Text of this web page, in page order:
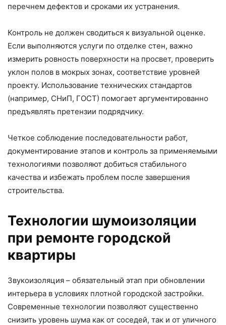
перечнем дефектов и сроками их устранения.
Контроль не должен сводиться к визуальной оценке.
Если выполняются услуги по отделке стен, важно
измерить ровность поверхности на просвет, проверить
уклон полов в мокрых зонах, соответствие уровней
проекту. Использование технических стандартов
(например, СНиП, ГОСТ) помогает аргументированно
предъявлять претензии подрядчику.
Четкое соблюдение последовательности работ,
документирование этапов и контроль за применяемыми
технологиями позволяют добиться стабильного
качества и избежать проблем после завершения
строительства.
Технологии шумоизоляции
при ремонте городской
квартиры
Звукоизоляция – обязательный этап при обновлении
интерьера в условиях плотной городской застройки.
Современные технологии позволяют существенно
снизить уровень шума как от соседей, так и от уличного